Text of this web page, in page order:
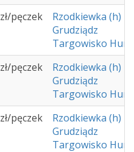
zł/pęczek
Rzodkiewka (h)
Grudziądz
Targowisko
zł/pęczek
Rzodkiewka (h)
Grudziądz
Targowisko
zł/pęczek
Rzodkiewka (h)
Grudziądz
Targowisko